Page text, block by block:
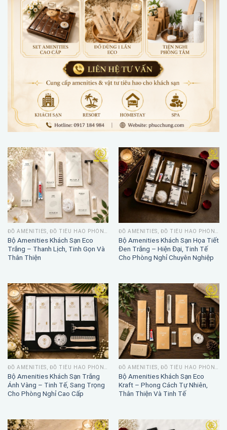
Bộ Amenities Khách Sạn Eco
Trắng – Thanh Lịch, Tinh Gọn Và
Thân Thiện
Bộ Amenities Khách Sạn Họa Tiết
Đen Trắng – Hiện Đại, Tinh Tế
Cho Phòng Nghỉ Chuyên Nghiệp
Bộ Amenities Khách Sạn Trắng
Ánh Vàng – Tinh Tế, Sang Trọng
Cho Phòng Nghỉ Cao Cấp
Bộ Amenities Khách Sạn Eco
Kraft – Phong Cách Tự Nhiên,
Thân Thiện Và Tinh Tế